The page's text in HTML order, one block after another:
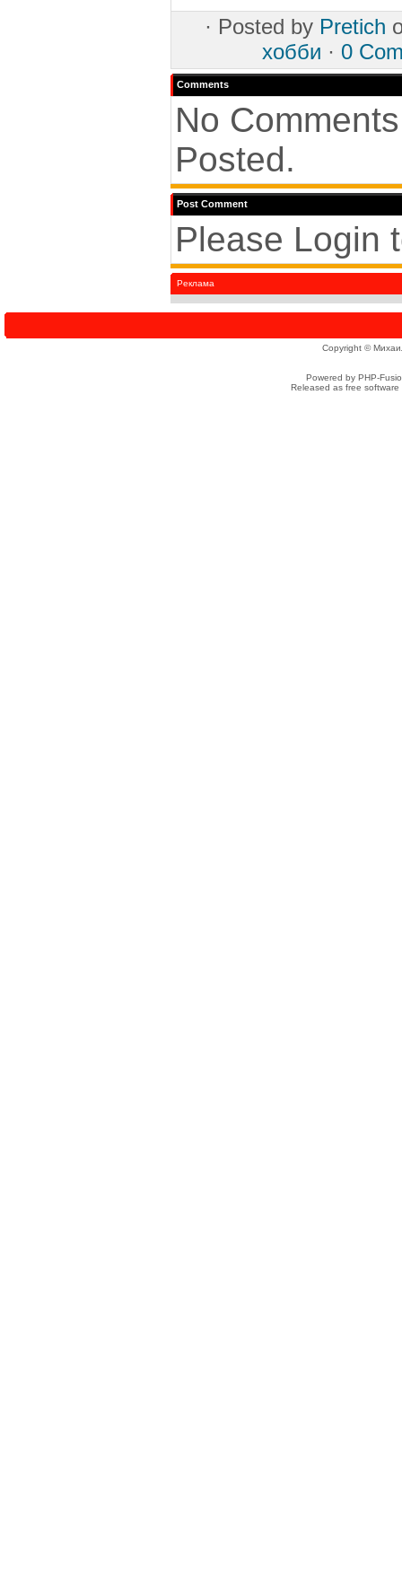
· Posted by Pretich
хобби · 0
Comments
No
Posted.
Post Comment
Please Login
Реклама
Copyright ©
Powered by PHP-
Released as free